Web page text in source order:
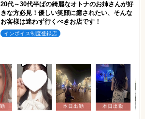
20代～30代半ばの綺麗なオトナのお姉さんが好
きな方必見！優しい笑顔に癒されたい、そんな
お客様は迷わず行くべきお店です！
インボイス制度登録店